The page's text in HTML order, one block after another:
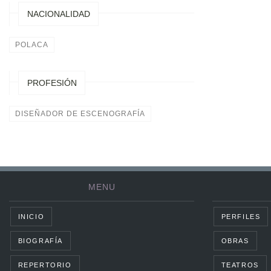
NACIONALIDAD
POLACA
PROFESIÓN
DISEÑADOR DE ESCENOGRAFÍA
MENU
INICIO
BIOGRAFÍA
REPERTORIO
PERFILES
OBRAS
TEATROS